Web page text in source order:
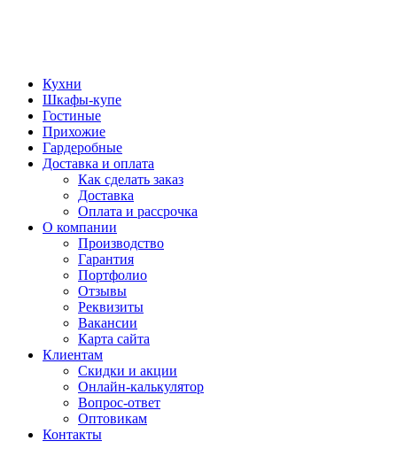
Кухни
Шкафы-купе
Гостиные
Прихожие
Гардеробные
Доставка и оплата
Как сделать заказ
Доставка
Оплата и рассрочка
О компании
Производство
Гарантия
Портфолио
Отзывы
Реквизиты
Вакансии
Карта сайта
Клиентам
Скидки и акции
Онлайн-калькулятор
Вопрос-ответ
Оптовикам
Контакты